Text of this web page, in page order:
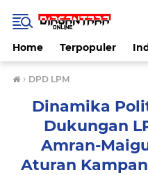
Home Terpopuler
› DPD LPM
Dinamika
Dukungan
Amran-
Aturan